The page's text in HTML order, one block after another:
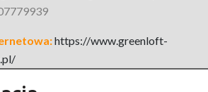
https://www.greenloft-